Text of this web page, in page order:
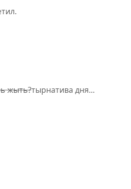
жыть?тырнатива дня...